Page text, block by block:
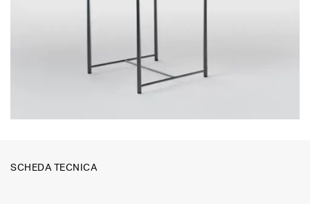
SCHEDA TECNICA